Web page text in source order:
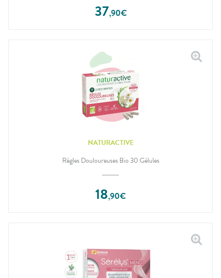
37,90€
NATURACTIVE
Règles Douloureuses Bio 30 Gélules
18,90€